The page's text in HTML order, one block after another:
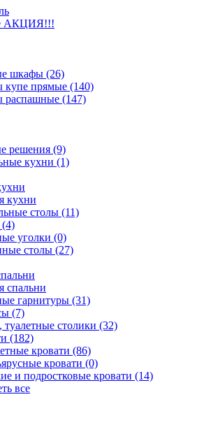
АКЦИЯ!!!
шкафы (26)
прямые (140)
(147)
решения (9)
кухни (1)
столы (11)
(4)
уголки (0)
столы (27)
гарнитуры (31)
(7)
столики (32)
(182)
кровати (86)
кровати (0)
и подростковые кровати (14)
все